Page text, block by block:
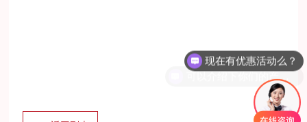
可以介绍下你们的产品么？
现在有优惠活动么？